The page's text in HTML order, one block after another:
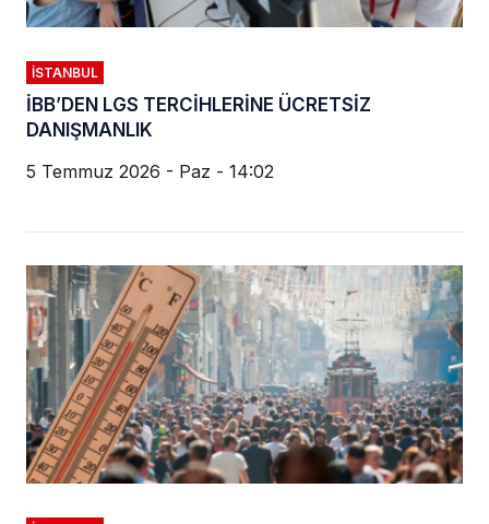
İSTANBUL
İBB’DEN LGS TERCİHLERİNE ÜCRETSİZ
DANIŞMANLIK
5 Temmuz 2026 - Paz - 14:02